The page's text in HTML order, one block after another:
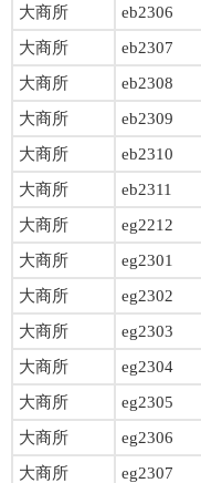
大商所
eb2306
大商所
eb2307
大商所
eb2308
大商所
eb2309
大商所
eb2310
大商所
eb2311
大商所
eg2212
大商所
eg2301
大商所
eg2302
大商所
eg2303
大商所
eg2304
大商所
eg2305
大商所
eg2306
大商所
eg2307